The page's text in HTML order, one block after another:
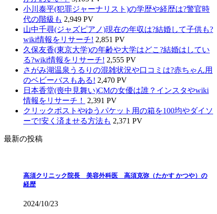
小川泰平(犯罪ジャーナリスト)の学歴や経歴は?警官時
代の階級も 2,949 PV
山中千尋(ジャズピアノ)現在の年収は?結婚して子供も?
wiki情報をリサーチ! 2,851 PV
久保友香(東京大学)の年齢や大学はどこ?結婚はしてい
る?wiki情報をリサーチ! 2,555 PV
さがみ湖温泉うるりの混雑状況や口コミは?赤ちゃん用
のベビーバスもある! 2,470 PV
日本香堂(喪中見舞い)CMの女優は誰？インスタやwiki
情報をリサーチ！
2,391 PV
クリックポストやゆうパケット用の箱を100均やダイソ
ーで!安く済ませる方法も 2,371 PV
最新の投稿
高須クリニック院長 美容外科医 高須克弥（たかす かつや）の
経歴
2024/10/23